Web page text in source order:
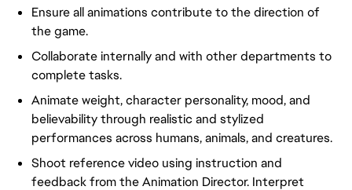
Ensure all animations contribute to the direction of
the game.
Collaborate internally and with other departments to
complete tasks.
Animate weight, character personality, mood, and
believability through realistic and stylized
performances across humans, animals, and creatures.
Shoot reference video using instruction and
feedback from the Animation Director. Interpret